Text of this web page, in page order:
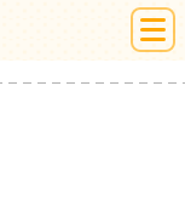
本ひろば